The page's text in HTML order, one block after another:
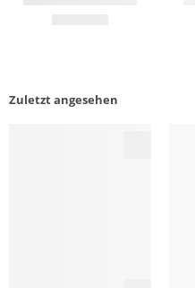
Zuletzt angesehen